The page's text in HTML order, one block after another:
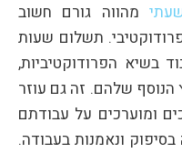
מהווה גורם חשוב
תשלום שעות
בשיא הפרודוקטיביות,
שלהם. זה גם עוזר
ומוערכים על עבודתם
ונאמנות בעבודה.